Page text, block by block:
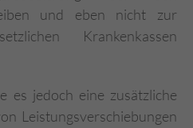
und eben nicht zur
Krankenkassen
es jedoch eine zusätzliche
Leistungsverschiebungen